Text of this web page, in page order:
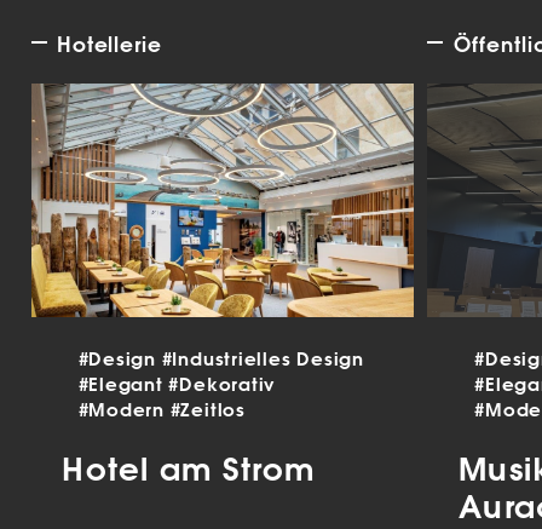
Hotellerie
#Design #Industrielles Design
#Elegant#Dekorativ
#Modern #Zeitlos
Hotel am Strom